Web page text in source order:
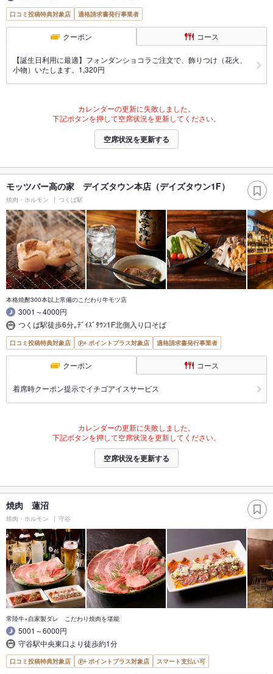
口コミ投稿特典対象店 適格請求書発行事業者
クーポン コース
【誕生日利用に最適】フォンダンショコラご注文で、飾りつけ（花火、
小物）いたします。1,320円
カレンダーの更新に失敗しました。
下記ボタンを押して空席状況を更新してください。
空席状況を更新する
モッツバー高の家 デイズタウン本店（デイズタウン1F）
焼肉・ホルモン つくば駅
本格焼酎300本以上常備のこだわり牛モツ店
3001～4000円
つくば駅徒歩6分｡ﾃﾞｲｽﾞﾀｳﾝ1F北側入り口そば
口コミ投稿特典対象店 ポイントプラス対象店 適格請求書発行事業者
クーポン コース
着席時クーポン提示でイチゴアイスサービス
カレンダーの更新に失敗しました。
下記ボタンを押して空席状況を更新してください。
空席状況を更新する
焼肉 蓮沼
焼肉・ホルモン 守谷
常陸牛×自家製ダレ こだわり焼肉を堪能
5001～6000円
守谷駅中央東口より徒歩約1分
口コミ投稿特典対象店 ポイントプラス対象店 スマート支払い可